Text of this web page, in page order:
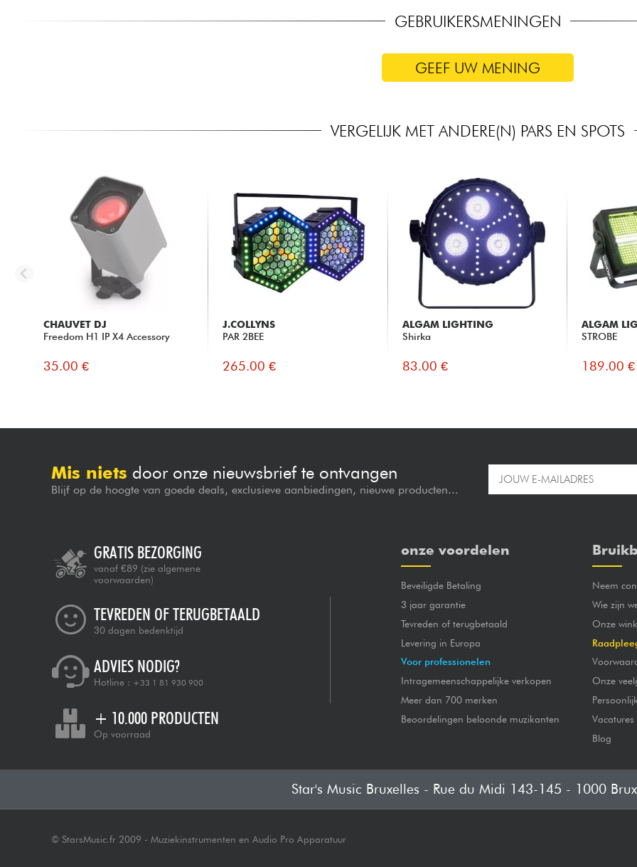
GEBRUIKERSMENINGEN
GEEF UW MENING
VERGELIJK MET ANDERE(N) PARS EN SPOTS
CHAUVET DJ
Freedom H1 IP X4 Accessory
35.00 €
J.COLLYNS
PAR 2BEE
265.00 €
ALGAM LIGHTING
Shirka
83.00 €
ALGAM
STROBE
189.00 €
Mis niets door onze nieuwsbrief te ontvangen
Blijf op de hoogte van goede deals, exclusieve aanbiedingen, nieuwe producten...
GRATIS BEZORGING
vanaf €89 (zie algemene
voorwaarden)
TEVREDEN OF TERUGBETAALD
30 dagen bedenktijd
ADVIES NODIG?
Hotline : +33 1 81 930 900
+ 10.000 PRODUCTEN
Op voorraad
onze voordelen
Beveiligde Betaling
3 jaar garantie
Tevreden of terugbetaald
Levering in Europa
Voor professionelen
Intragemeenschappelijke verkopen
Meer dan 700 merken
Beoordelingen beloonde muzikanten
Neem
Wie zijn
Onze
Onze
Vacatures
Blog
Star's Music Bruxelles - Rue du Midi 143-145 - 1000
© StarsMusic.fr 2009 - Muziekinstrumenten en Audio Pro Apparatuur